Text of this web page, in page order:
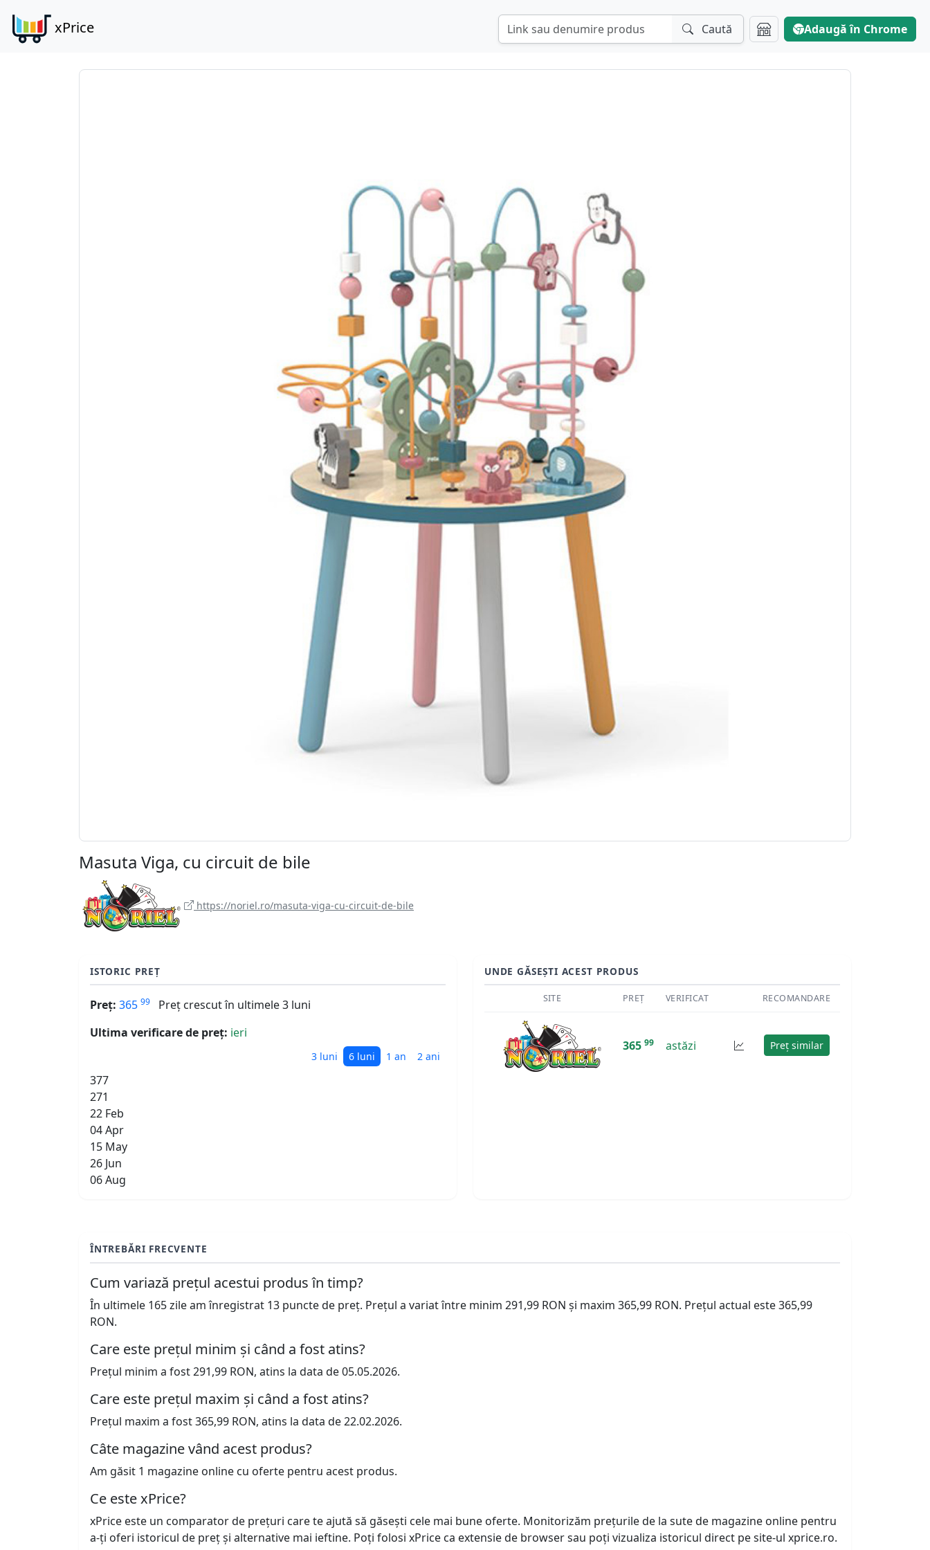
xPrice Caută Adaugă în Chrome
Masuta Viga, cu circuit de bile
https://noriel.ro/masuta-viga-cu-circuit-de-bile
ISTORIC PREȚ
Preț: 365 99
Preț crescut în ultimele 3 luni
Ultima verificare de preț: ieri
3 luni 6 luni 1 an 2 ani
377
271
22 Feb
04 Apr
15 May
26 Jun
06 Aug
UNDE GĂSEȘTI ACEST PRODUS
SITE PREȚ VERIFICAT RECOMANDARE
365 99 astăzi Preț similar
ÎNTREBĂRI FRECVENTE
Cum variază prețul acestui produs în timp?
În ultimele 165 zile am înregistrat 13 puncte de preț. Prețul a variat între minim 291,99 RON și maxim 365,99 RON. Prețul actual este 365,99
RON.
Care este prețul minim și când a fost atins?
Prețul minim a fost 291,99 RON, atins la data de 05.05.2026.
Care este prețul maxim și când a fost atins?
Prețul maxim a fost 365,99 RON, atins la data de 22.02.2026.
Câte magazine vând acest produs?
Am găsit 1 magazine online cu oferte pentru acest produs.
Ce este xPrice?
xPrice este un comparator de prețuri care te ajută să găsești cele mai bune oferte. Monitorizăm prețurile de la sute de magazine online pentru
a-ți oferi istoricul de preț și alternative mai ieftine. Poți folosi xPrice ca extensie de browser sau poți vizualiza istoricul direct pe site-ul xprice.ro.